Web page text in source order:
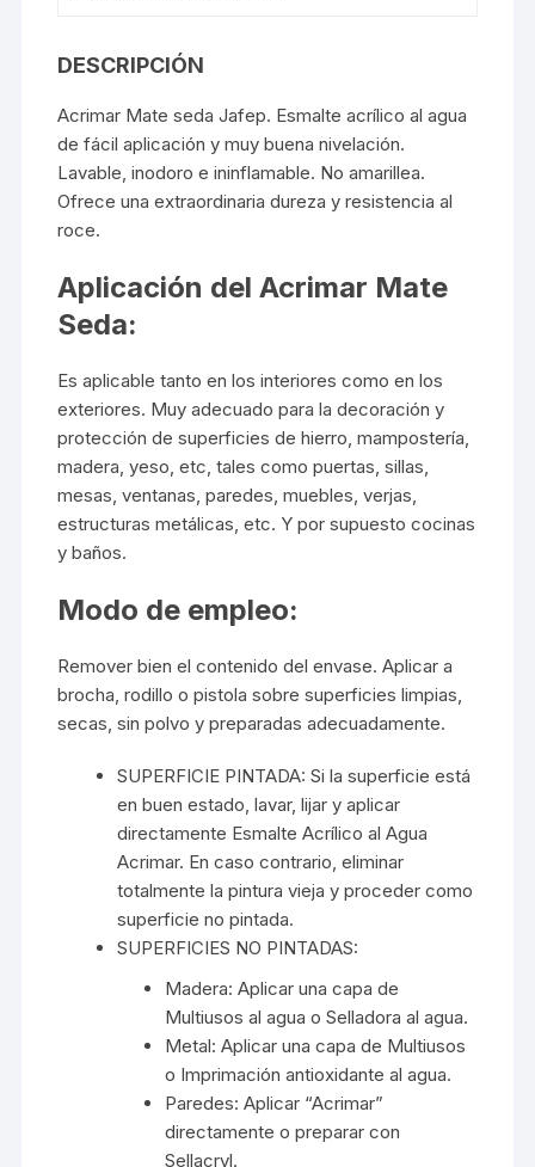
DESCRIPCIÓN
Acrimar Mate sedaJafep. Esmalte acrílico al agua
de fácil aplicación y muy buena nivelación.
Lavable, inodoro e ininflamable. No amarillea.
Ofrece una extraordinaria dureza y resistencia al
roce.
Aplicación del Acrimar Mate
Seda:
Es aplicable tanto en los interiores como en los
exteriores. Muy adecuado para la decoración y
protección de superficies de hierro, mampostería,
madera, yeso, etc, tales como puertas, sillas,
mesas, ventanas, paredes, muebles, verjas,
estructuras metálicas, etc. Y por supuesto cocinas
y baños.
Modo de empleo:
Remover bien el contenido del envase. Aplicar a
brocha, rodillo o pistola sobre superficies limpias,
secas, sin polvo y preparadas adecuadamente.
SUPERFICIE PINTADA: Si la superficie está
en buen estado, lavar, lijar y aplicar
directamente Esmalte Acrílico al Agua
Acrimar. En caso contrario, eliminar
totalmente la pintura vieja y proceder como
superficie no pintada.
SUPERFICIES NO PINTADAS:
Madera: Aplicar una capa de
Multiusos al agua o Selladora al agua.
Metal: Aplicar una capa de Multiusos
o Imprimación antioxidante al agua.
Paredes: Aplicar “Acrimar”
directamente o preparar con
Sellacryl.